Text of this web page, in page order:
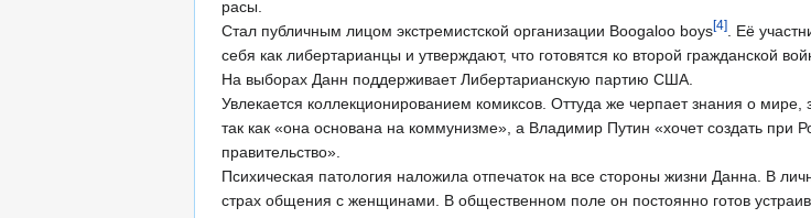
расы.
Стал публичным лицом экстремистской организации Boogaloo boys[4]. Её
себя как либертарианцы и утверждают, что готовятся ко второй гражданской
На выборах Данн поддерживает Либертарианскую партию США.
Увлекается коллекционированием комиксов. Оттуда же черпает знания о мире,
так как «она основана на коммунизме», а Владимир Путин «хочет создать при
правительство».
Психическая патология наложила отпечаток на все стороны жизни Данна. В
страх общения с женщинами. В общественном поле он постоянно готов